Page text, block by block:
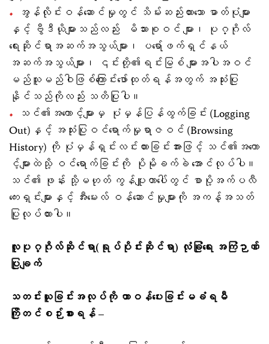
အွန်လိုင်းဝန်ဆောင်မှုတွင် သိမ်းဆည်းထားသော ဓာတ်ပုံများ
နှင့် ဗွီဒီယိုများသည်လည်း မိသားစုဝင် များ၊ ပုဂ္ဂိုလ်
ရေးဆိုင်ရာအဆက်အသွယ်များ၊ ပရော်ဖက်ရှင်နယ်
အဆက်အသွယ်များ၊ ၎င်းတို့၏ရင်းမြစ် များအပါအဝင်
မည်သူမည်ဝါဖြစ်ကြောင်းဖော်ထုတ်ရန်အတွက် အသုံးပြု
နိုင်သည်ကိုလည်း သတိပြုပါ။
သင်၏အကောင့်များမှ ပုံမှန်ပြန်ထွက်ခြင်း (Logging
Out)နှင့် အသုံးပြုဝင်ရောက်မှုရာဇဝင် (Browsing
History) ကို ပုံမှန်ရှင်းလင်းထားခြင်းအားဖြင့် သင်၏အကော
င့်များထဲသို့ ဝင်ရောက်ခြင်းကို ပိုမိုခက်ခဲ အောင်လုပ်ပါ။
သင်၏ ဖုန်း သို့မဟုတ် ကွန်ပျူတာပေါ်တွင် စာပို့အက်ပလီ
ကေးရှင်းများနှင့် အီးမေးလ် ဝန်ဆောင်မှုများကို အကန့်အသတ်
ပြုလုပ်ထားပါ။
လူပုဂ္ဂိုလ်ဆိုင်ရာ(ရုပ်ပိုင်းဆိုင်ရာ) လုံခြုံရေး အကြံဉာဏ်
ပြုချက်
သတင်းယူခြင်းအလုပ်ကို တာဝန်ပေးခြင်းမခံရမီ
ကြိုတင်စဉ်းစားရန် –